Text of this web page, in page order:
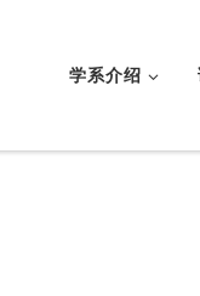
学系介绍